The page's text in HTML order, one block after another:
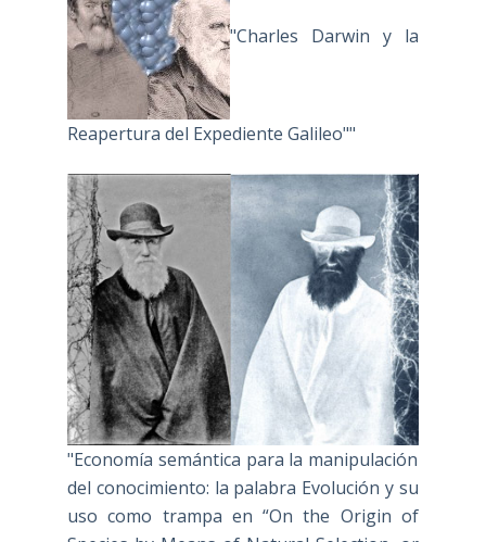
"Charles Darwin y la
Reapertura del Expediente Galileo""
"Economía semántica para la manipulación
del conocimiento: la palabra Evolución y su
uso como trampa en “On the Origin of